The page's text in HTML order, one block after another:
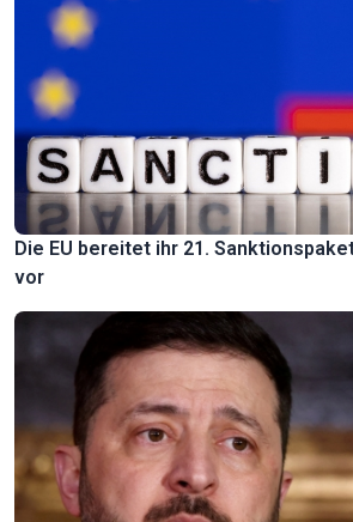
Die EU bereitet ihr 21.
vor